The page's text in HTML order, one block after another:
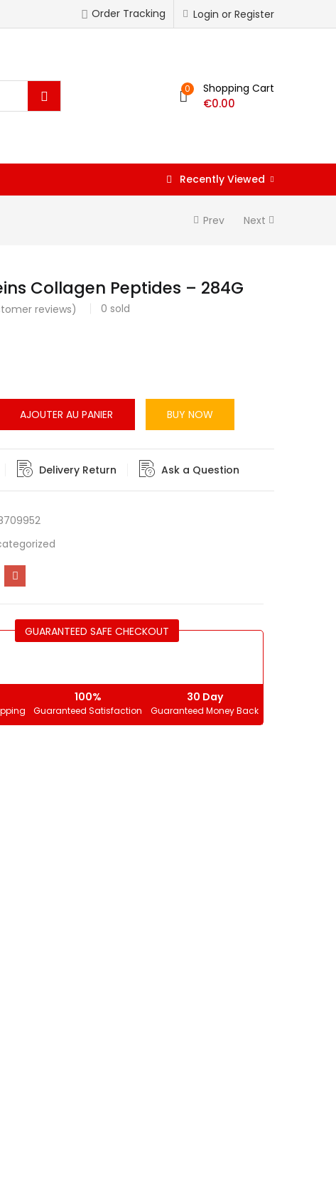
Login or Register
Order Tracking
0 Shopping Cart
€0.00
Recently Viewed
Prev Next
Collagen Peptides – 284G
reviews) 0 sold
AJOUTER AU PANIER BUY NOW
Delivery Return Ask a Question
GUARANTEED SAFE CHECKOUT
100%
Guaranteed Satisfaction
30 Day
Guaranteed Money Back